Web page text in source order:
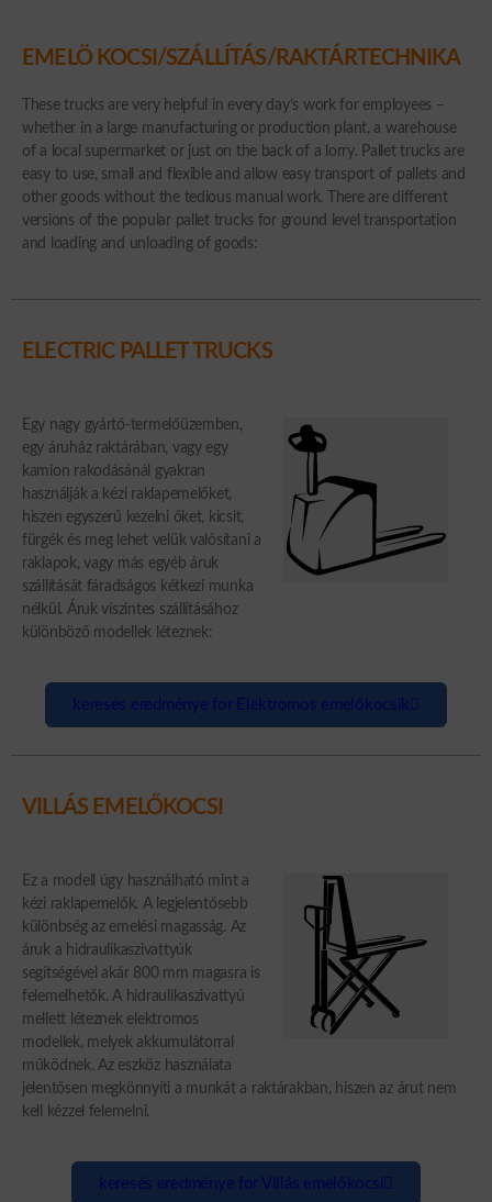
EMELÖ KOCSI/SZÁLLÍTÁS/RAKTÁRTECHNIKA
These trucks are very helpful in every day’s work for employees –
whether in a large manufacturing or production plant, a warehouse
of a local supermarket or just on the back of a lorry. Pallet trucks are
easy to use, small and flexible and allow easy transport of pallets and
other goods without the tedious manual work. There are different
versions of the popular pallet trucks for ground level transportation
and loading and unloading of goods:
ELECTRIC PALLET TRUCKS
Egy nagy gyártó-termelőüzemben,
egy áruház raktárában, vagy egy
kamion rakodásánál gyakran
használják a kézi raklapemelőket,
hiszen egyszerű kezelni őket, kicsit,
fürgék és meg lehet velük valósítani a
raklapok, vagy más egyéb áruk
szállítását fáradságos kétkezi munka
nélkül. Áruk víszintes szállításához
különböző modellek léteznek:
keresés eredménye for Elektromos emelőkocsik
VILLÁS EMELŐKOCSI
Ez a modell úgy használható mint a
kézi raklapemelők. A legjelentősebb
különbség az emelési magasság. Az
áruk a hidraulikaszivattyúk
segítségével akár 800 mm magasra is
felemelhetők. A hidraulikaszivattyú
mellett léteznek elektromos
modellek, melyek akkumulátorral
működnek. Az eszköz használata
jelentősen megkönnyíti a munkát a raktárakban, hiszen az árut nem
kell kézzel felemelni.
keresés eredménye for Villás emelőkocsi